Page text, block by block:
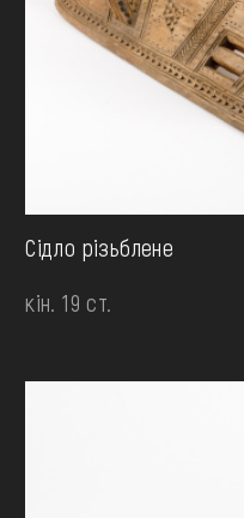
Сідло різьблене
кін. 19 ст.